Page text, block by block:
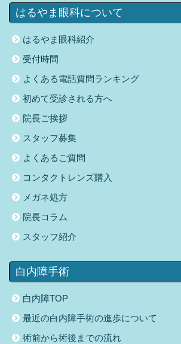
はるやま眼科について
はるやま眼科紹介
受付時間
よくある電話質問ランキング
初めて受診される方へ
院長ご挨拶
スタッフ募集
よくあるご質問
コンタクトレンズ購入
メガネ処方
院長コラム
スタッフ紹介
白内障手術
白内障TOP
最近の白内障手術の進歩について
術前から術後までの流れ